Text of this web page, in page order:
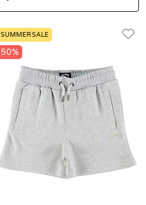
SUMMER SALE
50%